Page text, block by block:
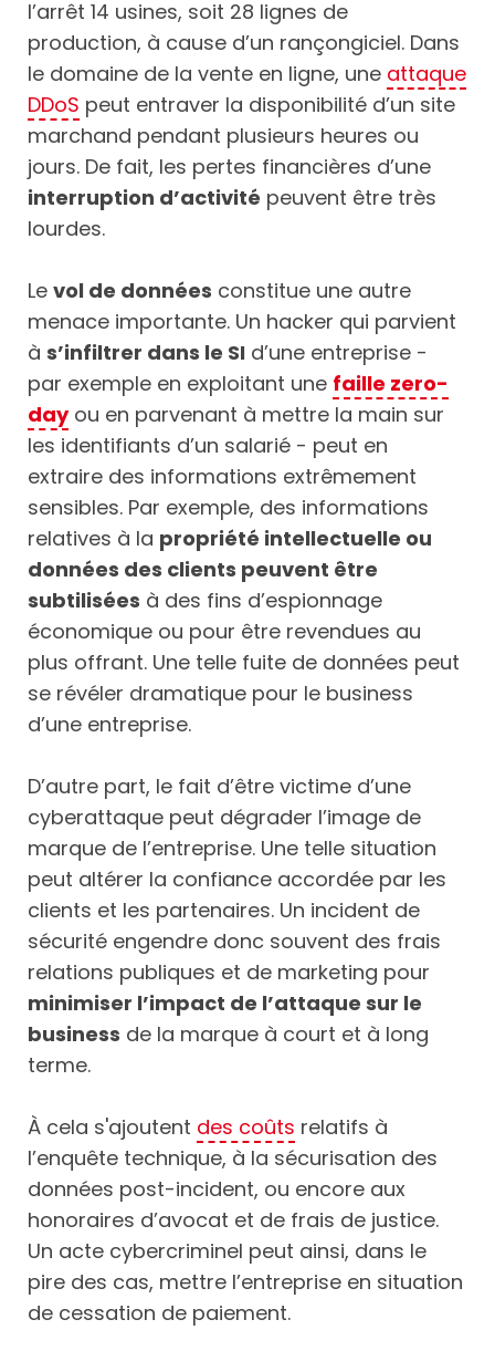
l’arrêt 14 usines, soit 28 lignes de
production, à cause d’un rançongiciel. Dans
le domaine de la vente en ligne, une attaque
DDoS peut entraver la disponibilité d’un site
marchand pendant plusieurs heures ou
jours. De fait, les pertes financières d’une
interruption d’activité peuvent être très
lourdes.
Levol de données constitue une autre
menace importante. Un hacker qui parvient
às’infiltrer dans le SI d’une entreprise -
par exemple en exploitant une faille zero-
dayou en parvenant à mettre la main sur
les identifiants d’un salarié - peut en
extraire des informations extrêmement
sensibles. Par exemple, des informations
relatives à la propriété intellectuelle ou
données des clients peuvent être
subtilisées à des fins d’espionnage
économique ou pour être revendues au
plus offrant. Une telle fuite de données peut
se révéler dramatique pour le business
d’une entreprise.
D’autre part, le fait d’être victime d’une
cyberattaque peut dégrader l’image de
marque de l’entreprise. Une telle situation
peut altérer la confiance accordée par les
clients et les partenaires. Un incident de
sécurité engendre donc souvent des frais
relations publiques et de marketing pour
minimiser l’impact de l’attaque sur le
business de la marque à court et à long
terme.
À cela s'ajoutent des coûts relatifs à
l’enquête technique, à la sécurisation des
données post-incident, ou encore aux
honoraires d’avocat et de frais de justice.
Un acte cybercriminel peut ainsi, dans le
pire des cas, mettre l’entreprise en situation
de cessation de paiement.